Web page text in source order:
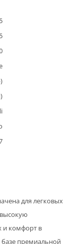
для легковых
и комфорт в
базе премиальной